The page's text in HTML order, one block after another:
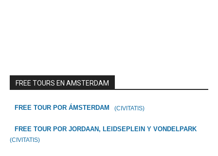
FREE TOURS EN AMSTERDAM
FREE TOUR POR ÁMSTERDAM (CIVITATIS)
FREE TOUR POR JORDAAN, LEIDSEPLEIN Y VONDELPARK
(CIVITATIS)